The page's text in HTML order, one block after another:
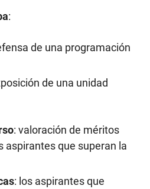
:
de una programación
de una unidad
: valoración de méritos
aspirantes que superan la
: los aspirantes que